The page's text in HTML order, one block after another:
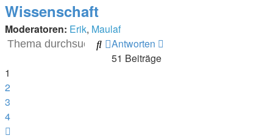
Wissenschaft
Moderatoren: Erik, Maulaf
Antworten
Suche
Erweiterte
Suche
51 Beiträge
1
2
3
4